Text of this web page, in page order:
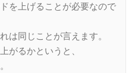
を上げることが必要なので
は同じことが言えます。
がるかというと、